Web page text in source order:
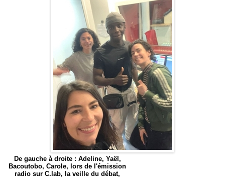
De gauche à droite : Adeline, Yaël,
Bacoutobo, Carole, lors de l'émission
radio sur C.lab, la veille du débat,